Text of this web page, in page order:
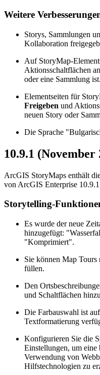
Weitere
Storys, Sammlungen
Kollaboration
Auf StoryMap-
Aktionsschaltflächen
oder eine Sammlung ist.
Elementseiten für
Freigeben und
neuen Story oder
Die Sprache
10.9.1 (November
ArcGIS StoryMaps enthält
von ArcGIS Enterprise
Storytelling-
Es wurde der neue
hinzugefügt:
"Komprimiert".
Sie können Map
füllen.
Den
und Schaltflächen
Die Farbauswahl ist
Textformatierung
Konfigurieren Sie die
Einstellungen, um eine
Verwendung von
Hilfstechnologien zu